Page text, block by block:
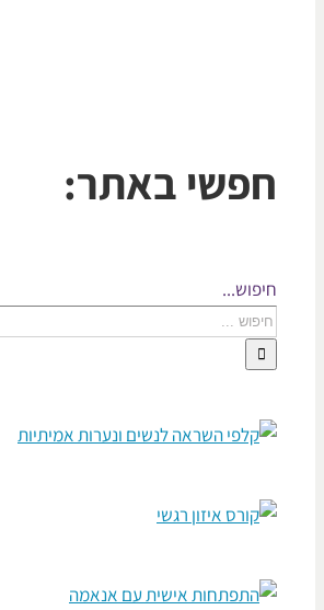
באתר: